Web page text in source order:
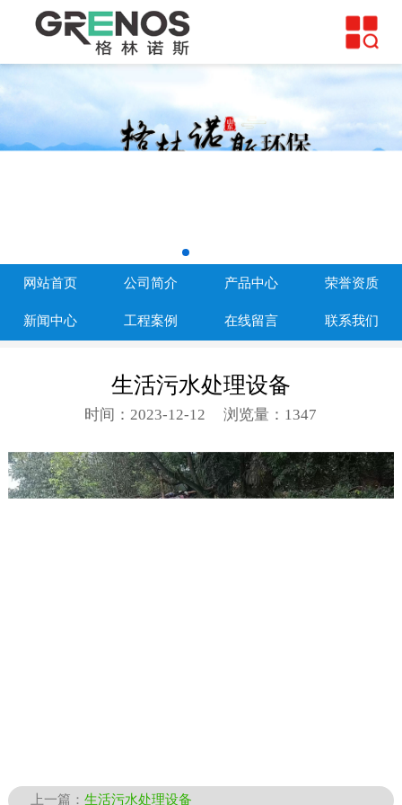
公司简介
联系我们
网站首页 公司简介 产品中心 荣誉资质
新闻中心 工程案例 在线留言 联系我们
生活污水处理设备
时间：2023-12-12 浏览量：1347
上一篇：生活污水处理设备